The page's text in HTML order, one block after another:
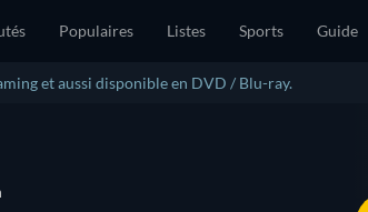
Populaires Listes Sports Guide
et aussi disponible en DVD / Blu-ray.